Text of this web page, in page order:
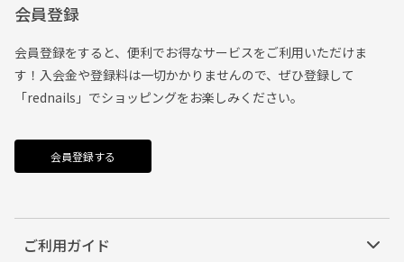
会員登録
会員登録をすると、便利でお得なサービスをご利用いただけま
す！入会金や登録料は一切かかりませんので、ぜひ登録して
「rednails」でショッピングをお楽しみください。
会員登録する
ご利用ガイド